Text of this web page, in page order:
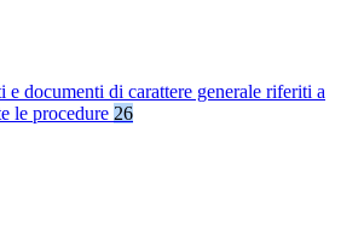
e documenti di carattere generale riferiti a
le procedure 26